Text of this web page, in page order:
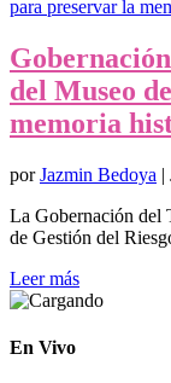
del Museo
memoria
porJazmin Bedoya |
La Gobernación del
de Gestión del
Leer más
En Vivo